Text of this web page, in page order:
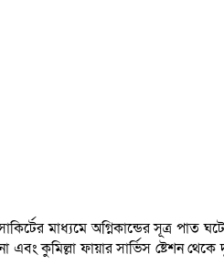
মাধ্যমে অগ্নিকান্ডের সূত্র
কুমিল্লা ফায়ার সার্ভিস ষ্টেশন থেকে